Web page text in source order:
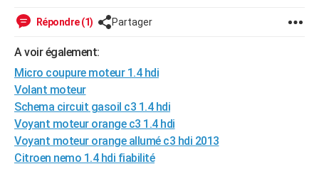
Destinations
City break
Voyage nature
Voyage de noces
Forum
Climat
PHOTO
GUIDES D'ACHAT
BONS PLANS
CARTE DE VOEUX
Carte de Noël
Carte Bonne année
Carte Saint-Valentin
Carte Pâques
Carte d'anniversaire
DICTIONNAIRE
Dictionnaire
Biographies
Citations
Expressions
Proverbes
PROGRAMME TV
Répondre (1) Partager
A voir également:
Micro coupure moteur 1.4 hdi
Volant moteur
Schema circuit gasoil c3 1.4 hdi
Voyant moteur orange c3 1.4 hdi
Voyant moteur orange allumé c3 hdi 2013
Citroen nemo 1.4 hdi fiabilité